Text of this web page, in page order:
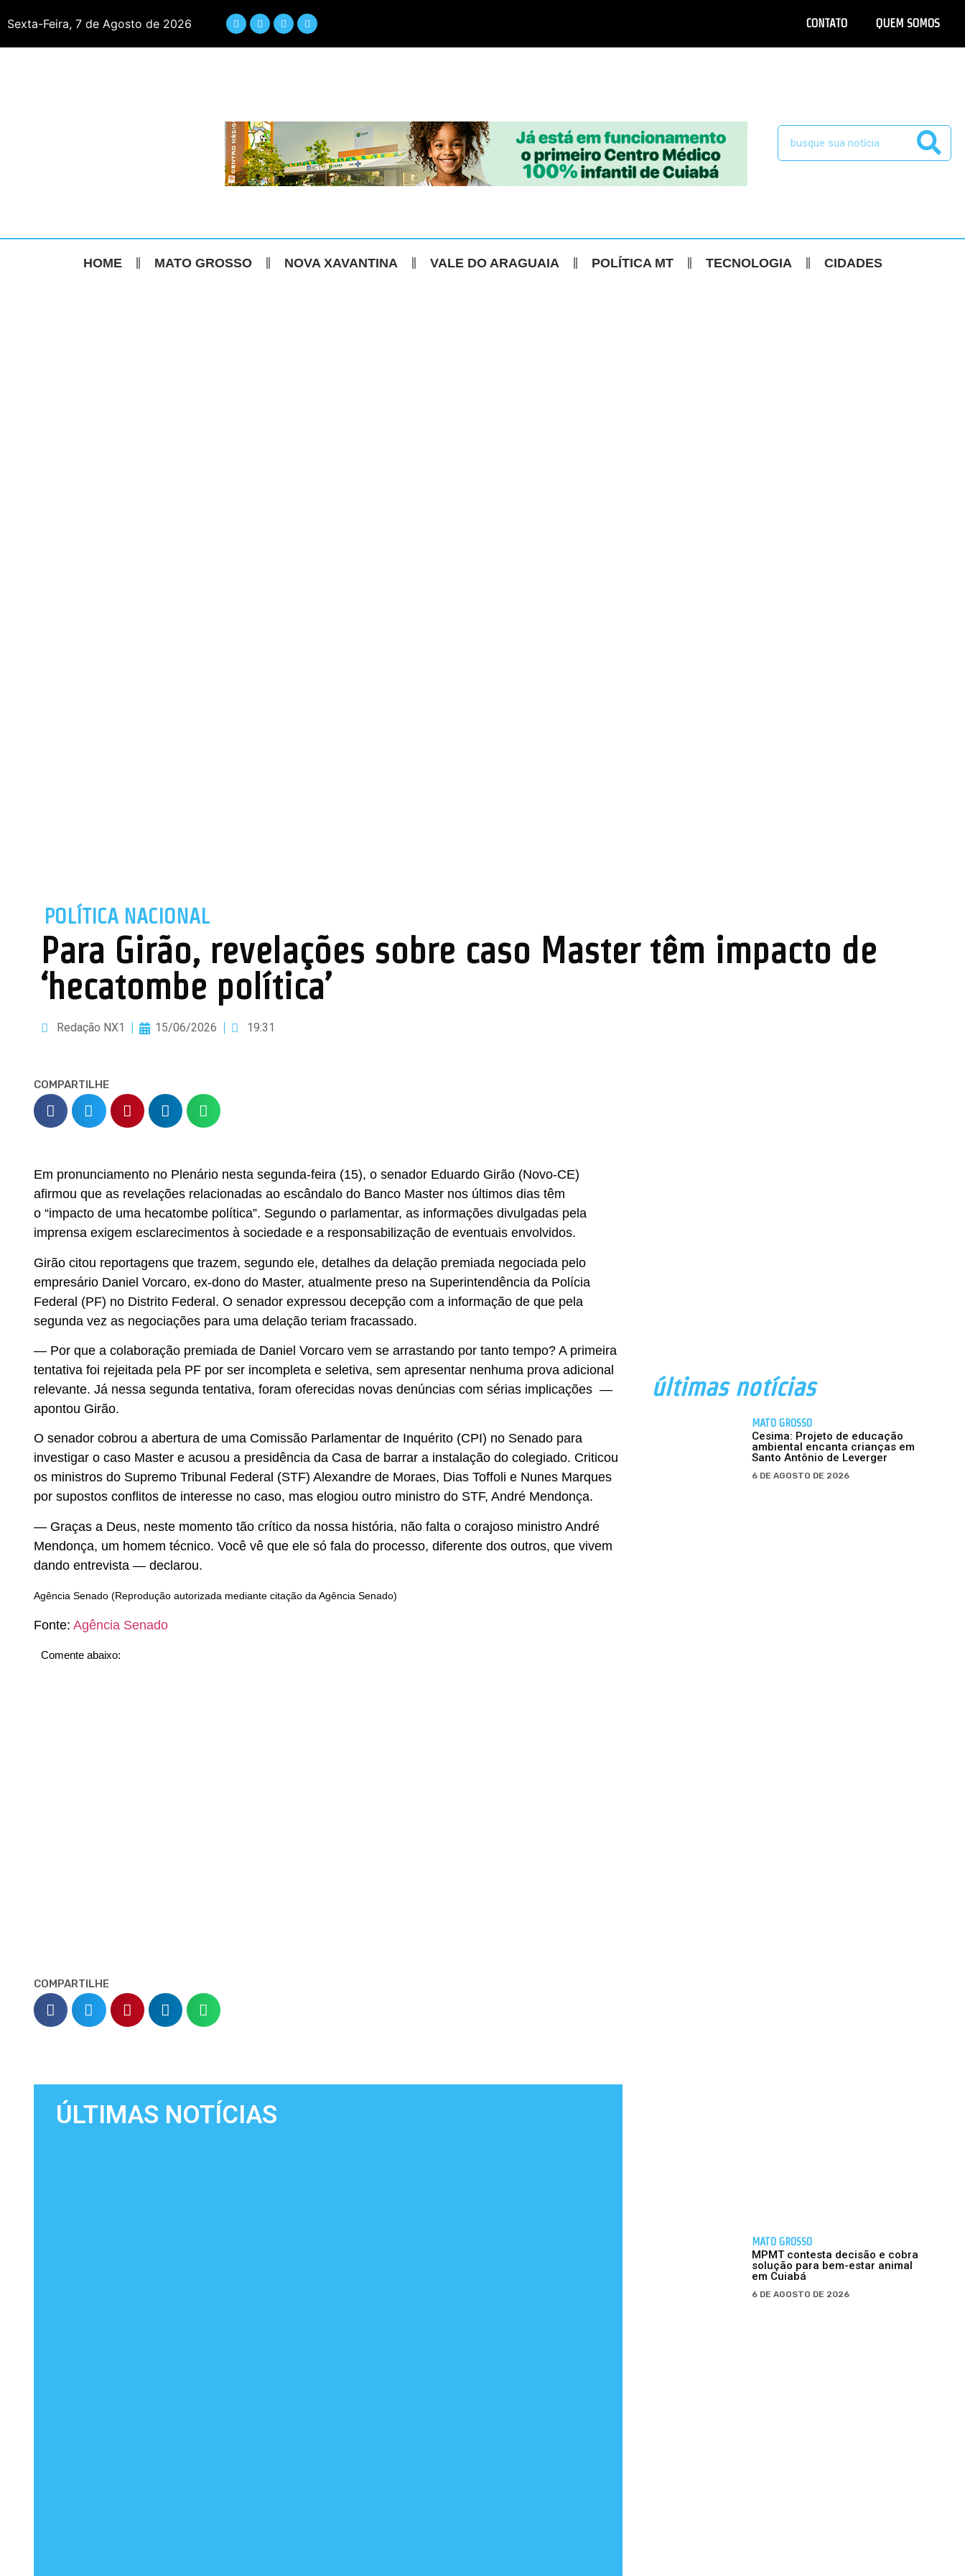
Sexta-Feira, 7 de Agosto de 2026 CONTATO QUEM SOMOS
HOME MATO GROSSO NOVA XAVANTINA VALE DO ARAGUAIA POLÍTICA MT TECNOLOGIA CIDADES
POLÍTICA NACIONAL
Para Girão, revelações sobre caso Master têm impacto de
‘hecatombe política’
Redação NX1 15/06/2026 19:31
COMPARTILHE
Em pronunciamento no Plenário nesta segunda-feira (15), o senador Eduardo Girão (Novo-CE)
afirmou que as revelações relacionadas ao escândalo do Banco Master nos últimos dias têm
o “impacto de uma hecatombe política”. Segundo o parlamentar, as informações divulgadas pela
imprensa exigem esclarecimentos à sociedade e a responsabilização de eventuais envolvidos.
Girão citou reportagens que trazem, segundo ele, detalhes da delação premiada negociada pelo
empresário Daniel Vorcaro, ex-dono do Master, atualmente preso na Superintendência da Polícia
Federal (PF) no Distrito Federal. O senador expressou decepção com a informação de que pela
segunda vez as negociações para uma delação teriam fracassado.
— Por que a colaboração premiada de Daniel Vorcaro vem se arrastando por tanto tempo? A primeira
tentativa foi rejeitada pela PF por ser incompleta e seletiva, sem apresentar nenhuma prova adicional
relevante. Já nessa segunda tentativa, foram oferecidas novas denúncias com sérias implicações —
apontou Girão.
O senador cobrou a abertura de uma Comissão Parlamentar de Inquérito (CPI) no Senado para
investigar o caso Master e acusou a presidência da Casa de barrar a instalação do colegiado. Criticou
os ministros do Supremo Tribunal Federal (STF) Alexandre de Moraes, Dias Toffoli e Nunes Marques
por supostos conflitos de interesse no caso, mas elogiou outro ministro do STF, André Mendonça.
— Graças a Deus, neste momento tão crítico da nossa história, não falta o corajoso ministro André
Mendonça, um homem técnico. Você vê que ele só fala do processo, diferente dos outros, que vivem
dando entrevista — declarou.
Agência Senado (Reprodução autorizada mediante citação da Agência Senado)
Fonte: Agência Senado
Comente abaixo:
COMPARTILHE
ÚLTIMAS NOTÍCIAS
últimas notícias
MATO GROSSO
Cesima: Projeto de educação
ambiental encanta crianças em
Santo Antônio de Leverger
6 DE AGOSTO DE 2026
MATO GROSSO
MPMT contesta decisão e cobra
solução para bem-estar animal
em Cuiabá
6 DE AGOSTO DE 2026